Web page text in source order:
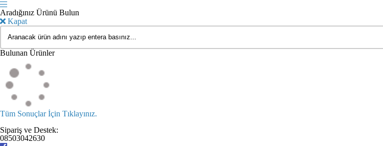
Aradığınız Ürünü Bulun
Kapat
Bulunan Ürünler
Tüm Sonuçlar İçin Tıklayınız.
Sipariş ve Destek:
08503042630